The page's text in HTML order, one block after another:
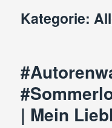
Kategorie:
| Mein